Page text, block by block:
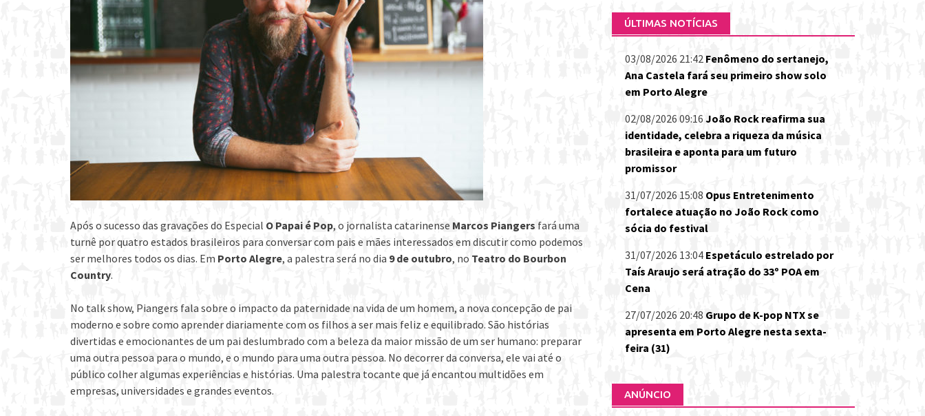
Após o sucesso das gravações do Especial O Papai é Pop, o jornalista catarinense Marcos Piangers fará uma
turnê por quatro estados brasileiros para conversar com pais e mães interessados em discutir como podemos
ser melhores todos os dias. Em Porto Alegre, a palestra será no dia 9 de outubro, no Teatro do Bourbon
Country.
No talk show, Piangers fala sobre o impacto da paternidade na vida de um homem, a nova concepção de pai
moderno e sobre como aprender diariamente com os filhos a ser mais feliz e equilibrado. São histórias
divertidas e emocionantes de um pai deslumbrado com a beleza da maior missão de um ser humano: preparar
uma outra pessoa para o mundo, e o mundo para uma outra pessoa. No decorrer da conversa, ele vai até o
público colher algumas experiências e histórias. Uma palestra tocante que já encantou multidões em
empresas, universidades e grandes eventos.
ÚLTIMAS NOTÍCIAS
03/08/2026 21:42 Fenômeno do sertanejo,
Ana Castela fará seu primeiro show solo
em Porto Alegre
02/08/2026 09:16 João Rock reafirma sua
identidade, celebra a riqueza da música
brasileira e aponta para um futuro
promissor
31/07/2026 15:08 Opus Entretenimento
fortalece atuação no João Rock como
sócia do festival
31/07/2026 13:04 Espetáculo estrelado por
Taís Araujo será atração do 33º POA em
Cena
27/07/2026 20:48 Grupo de K-pop NTX se
apresenta em Porto Alegre nesta sexta-
feira (31)
ANÚNCIO